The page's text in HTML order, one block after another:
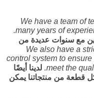
We have a team of
many years of
مع سنوات عديدة من
We also have a
control system to
meet the لدينا أيضًا
قطعة من منتجاتنا يمكن